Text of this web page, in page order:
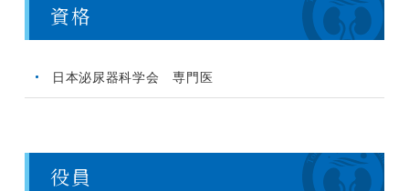
資格
日本泌尿器科学会 専門医
役員